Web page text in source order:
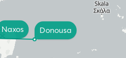
Naxos Donousa